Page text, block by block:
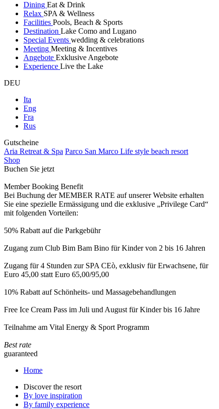
Dining Eat & Drink
Relax SPA & Wellness
Facilities Pools, Beach & Sports
Destination Lake Como and Lugano
Special Events wedding & celebrations
Meeting Meeting & Incentives
Angebote Exklusive Angebote
Experience Live the Lake
DEU
Ita
Eng
Fra
Rus
Gutscheine
Aria Retreat & Spa Parco San Marco Life style beach resort
Shop
Buchen Sie jetzt
Member Booking Benefit
Bei Buchung der MEMBER RATE auf unserer Website erhalten
Sie eine spezielle Ermässigung und die exklusive „Privilege Card“
mit folgenden Vorteilen:
50% Rabatt auf die Parkgebühr
Zugang zum Club Bim Bam Bino für Kinder von 2 bis 16 Jahren
Zugang für 4 Stunden zur SPA CEò, exklusiv für Erwachsene, für
Euro 45,00 statt Euro 65,00/95,00
10% Rabatt auf Schönheits- und Massagebehandlungen
Free Ice Cream Pass im Juli und August für Kinder bis 16 Jahre
Teilnahme am Vital Energy & Sport Programm
Best rate
guaranteed
Home
Discover the resort
By love inspiration
By family experience